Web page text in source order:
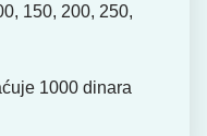
150, 200, 250,
1000 dinara